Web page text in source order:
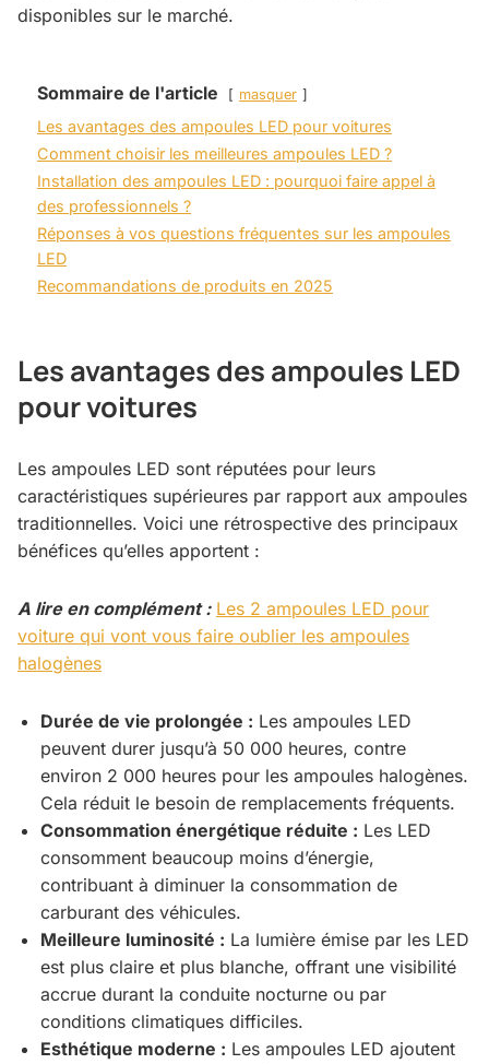
disponibles sur le marché.
Sommaire de l'article masquer
Les avantages des ampoules LED pour voitures
Comment choisir les meilleures ampoules LED ?
Installation des ampoules LED : pourquoi faire appel à
des professionnels ?
Réponses à vos questions fréquentes sur les ampoules
LED
Recommandations de produits en 2025
Les avantages des ampoules LED
pour voitures
Les ampoules LED sont réputées pour leurs
caractéristiques supérieures par rapport aux ampoules
traditionnelles. Voici une rétrospective des principaux
bénéfices qu’elles apportent :
A lire en complément : Les 2 ampoules LED pour
voiture qui vont vous faire oublier les ampoules
halogènes
Durée de vie prolongée : Les ampoules LED
peuvent durer jusqu’à 50 000 heures, contre
environ 2 000 heures pour les ampoules halogènes.
Cela réduit le besoin de remplacements fréquents.
Consommation énergétique réduite : Les LED
consomment beaucoup moins d’énergie,
contribuant à diminuer la consommation de
carburant des véhicules.
Meilleure luminosité : La lumière émise par les LED
est plus claire et plus blanche, offrant une visibilité
accrue durant la conduite nocturne ou par
conditions climatiques difficiles.
Esthétique moderne : Les ampoules LED ajoutent